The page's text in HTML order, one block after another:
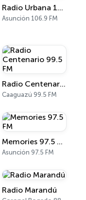
Radio Urbana 106.9 FM
Asunción 106.9 FM
Radio Centenario 99.5 FM
Caaguazú 99.5 FM
Memories 97.5 FM
Asunción 97.5 FM
Radio Marandú